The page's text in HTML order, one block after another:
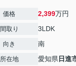
価格 2,399万円
間取り 3LDK
向き 南
所在地 愛知県 日進